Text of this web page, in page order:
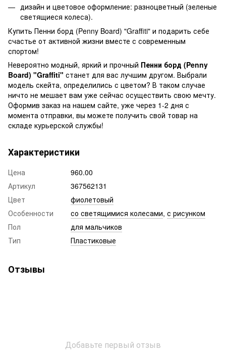
дизайн и цветовое оформление: разноцветный (зеленые
светящиеся колеса).
Купить Пенни борд (Penny Board) "Graffiti" и подарить себе
счастье от активной жизни вместе с современным
спортом!
Невероятно модный, яркий и прочный Пенни борд (Penny
Board) "Graffiti" станет для вас лучшим другом. Выбрали
модель скейта, определились с цветом? В таком случае
ничто не мешает вам уже сейчас осуществить свою мечту.
Оформив заказ на нашем сайте, уже через 1-2 дня с
момента отправки, вы можете получить свой товар на
складе курьерской службы!
Характеристики
Цена
960.00
Артикул
367562131
Цвет
фиолетовый
Особенности
со светящимися колесами, с рисунком
Пол
для мальчиков
Тип
Пластиковые
Отзывы
Добавьте первый отзыв